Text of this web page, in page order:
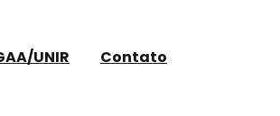
UNIR Contato